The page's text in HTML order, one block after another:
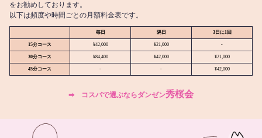
をお勧めしております。
以下は頻度や時間ごとの月額料金表です。
毎日 隔日 3日に1回
15分コース ¥42,000 ¥21,000 -
30分コース ¥84,400 ¥42,000 ¥21,000
45分コース - - ¥42,000
➡︎ コスパで選ぶならダンゼン秀桜会